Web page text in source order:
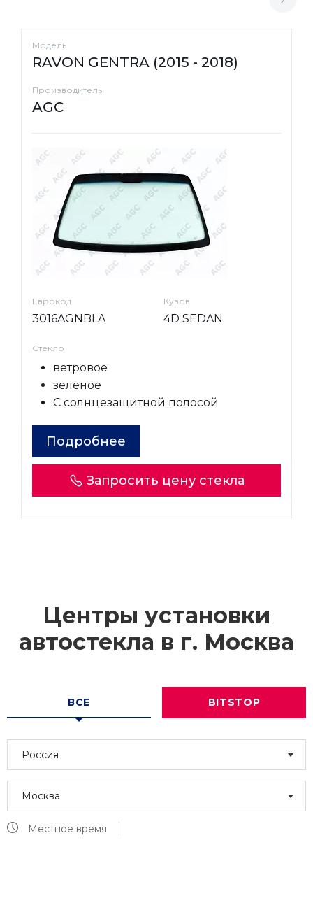
Модель
RAVON GENTRA (2015 - 2018)
Производитель
AGC
Еврокод
3016AGNBLA
Кузов
4D SEDAN
Стекло
ветровое
зеленое
С солнцезащитной полосой
Подробнее
Запросить цену стекла
Центры установки
автостекла в г. Москва
ВСЕ BITSTOP
Россия
Москва
Местное время